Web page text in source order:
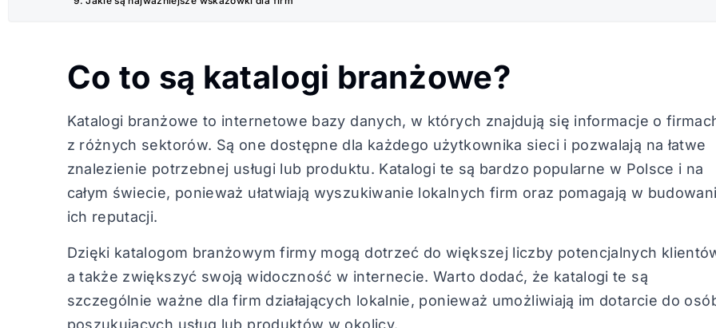
Co to są katalogi branżowe?
Katalogi branżowe to internetowe bazy danych, w których znajdują się informacje o
z różnych sektorów. Są one dostępne dla każdego użytkownika sieci i pozwalają na łatwe
znalezienie potrzebnej usługi lub produktu. Katalogi te są bardzo popularne w Polsce i na
całym świecie, ponieważ ułatwiają wyszukiwanie lokalnych firm oraz pomagają w
ich reputacji.
Dzięki katalogom branżowym firmy mogą dotrzeć do większej liczby potencjalnych
a także zwiększyć swoją widoczność w internecie. Warto dodać, że katalogi te są
szczególnie ważne dla firm działających lokalnie, ponieważ umożliwiają im dotarcie do
poszukujących usług lub produktów w okolicy.